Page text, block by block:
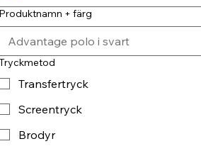
+ färg
Transfertryck
Screentryck
Brodyr